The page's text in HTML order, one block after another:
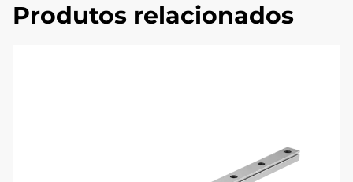
Produtos relacionados